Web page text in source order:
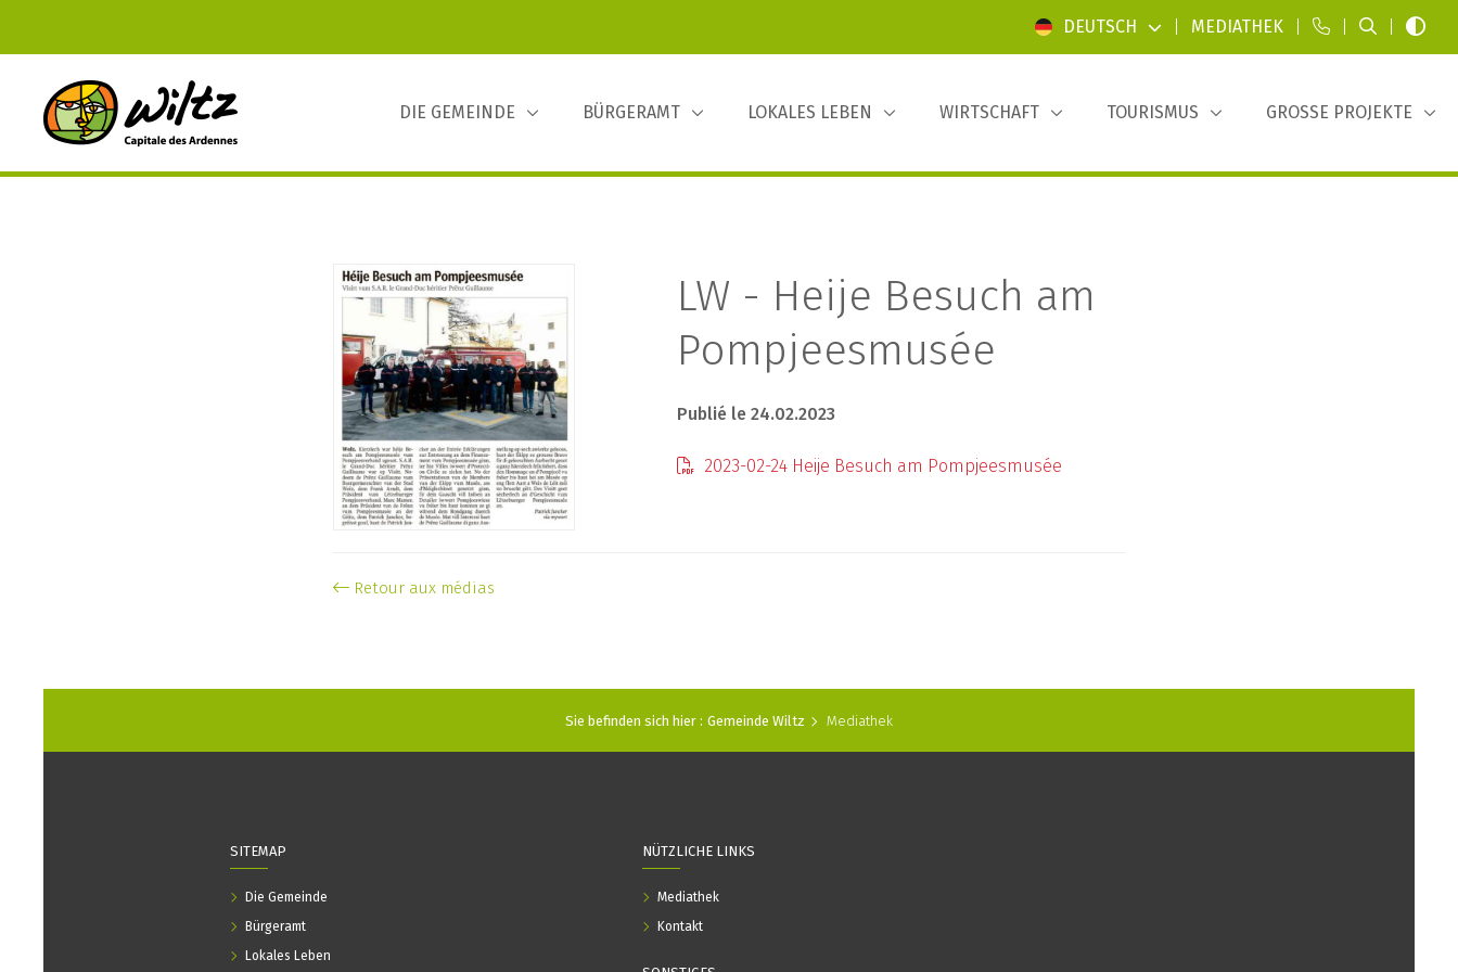
DEUTSCH MEDIATHEK
DIE GEMEINDE BÜRGERAMT LOKALES LEBEN WIRTSCHAFT TOURISMUS GROSSE PROJEKTE
LW - Heije Besuch am
Pompjeesmusée
Publié le 24.02.2023
2023-02-24 Heije Besuch am Pompjeesmusée
Retour aux médias
Sie befinden sich hier : Gemeinde Wiltz Mediathek
SITEMAP
Die Gemeinde
Bürgeramt
Lokales Leben
NÜTZLICHE LINKS
Mediathek
Kontakt